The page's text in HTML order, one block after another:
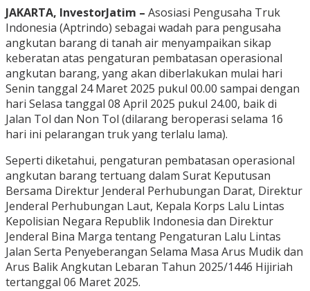
JAKARTA, InvestorJatim – Asosiasi Pengusaha Truk
Indonesia (Aptrindo) sebagai wadah para pengusaha
angkutan barang di tanah air menyampaikan sikap
keberatan atas pengaturan pembatasan operasional
angkutan barang, yang akan diberlakukan mulai hari
Senin tanggal 24 Maret 2025 pukul 00.00 sampai dengan
hari Selasa tanggal 08 April 2025 pukul 24.00, baik di
Jalan Tol dan Non Tol (dilarang beroperasi selama 16
hari ini pelarangan truk yang terlalu lama).
Seperti diketahui, pengaturan pembatasan operasional
angkutan barang tertuang dalam Surat Keputusan
Bersama Direktur Jenderal Perhubungan Darat, Direktur
Jenderal Perhubungan Laut, Kepala Korps Lalu Lintas
Kepolisian Negara Republik Indonesia dan Direktur
Jenderal Bina Marga tentang Pengaturan Lalu Lintas
Jalan Serta Penyeberangan Selama Masa Arus Mudik dan
Arus Balik Angkutan Lebaran Tahun 2025/1446 Hijiriah
tertanggal 06 Maret 2025.